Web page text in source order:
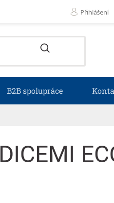
Přihlášení
B2B spolupráce